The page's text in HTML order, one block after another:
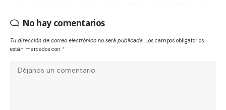
No hay comentarios
Tu dirección de correo electrónico no será publicada. Los campos obligatorios
están marcados con *